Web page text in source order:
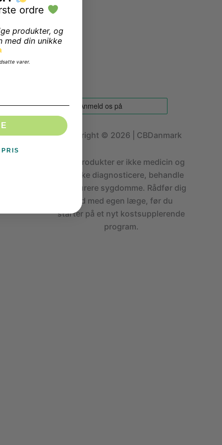
Copyright © 2026 | CBDanmark
CBD produkter er ikke medicin og
kan ikke diagnosticere, behandle
eller kurere sygdomme. Rådfør dig
altid med egen læge, før du
starter på et nyt kostsupplerende
program.
ordre
produkter, og
med din unikke
varer.